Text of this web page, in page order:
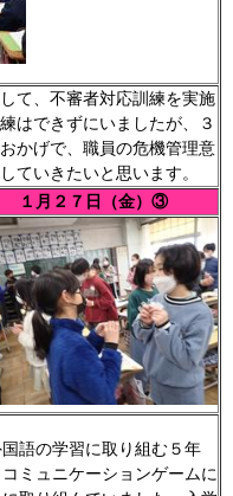
て、不審者対応訓練を実施
はできずにいましたが、３
かげで、職員の危機管理意
ていきたいと思います。
１月２７日（金）③
語の学習に取り組む５年
ミュニケーションゲームに